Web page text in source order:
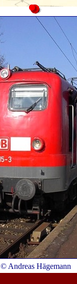
© Andreas Hägemann